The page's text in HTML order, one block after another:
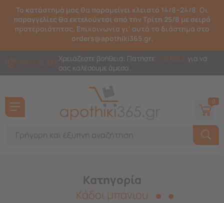
Το κατάστημά μας θα παραμείνει κλειστό 14/8–24/8. Οι
παραγγελίες θα εκτελούνται από την Τρίτη 25/8 με σειρά
προτεραιότητας. Επικοινωνία γι' αυτό το διάστημα στο
orders@apothiki365.gr.
210 23 10 365Χρειάζεστε βοήθεια; Πατήστε Call Back για να
σας καλέσουμε άμεσα.
0
Κατηγορία
Κάδοι μπάνιου